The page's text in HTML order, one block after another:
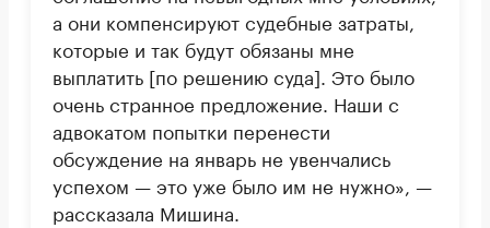
а они компенсируют судебные затраты,
которые и так будут обязаны мне
выплатить [по решению суда]. Это было
очень странное предложение. Наши с
адвокатом попытки перенести
обсуждение на январь не увенчались
успехом — это уже было им не нужно», —
рассказала Мишина.